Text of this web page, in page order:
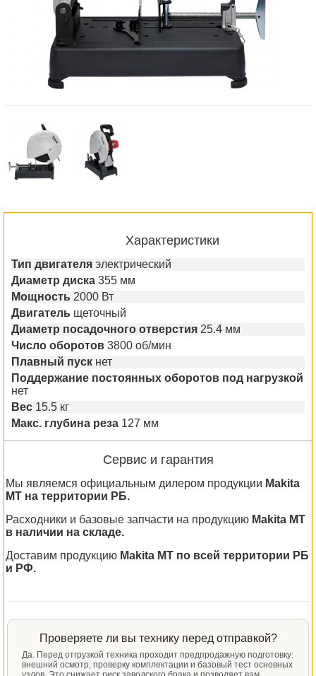
Характеристики
Тип двигателя электрический
Диаметр диска 355 мм
Мощность 2000 Вт
Двигатель щеточный
Диаметр посадочного отверстия 25.4 мм
Число оборотов 3800 об/мин
Плавный пуск нет
Поддержание постоянных оборотов под нагрузкой
нет
Вес 15.5 кг
Макс. глубина реза 127 мм
Сервис и гарантия
Мы являемся официальным дилером продукции Makita
MT на территории РБ.
Расходники и базовые запчасти на продукцию Makita MT
в наличии на складе.
Доставим продукцию Makita MT по всей территории РБ
и РФ.
Проверяете ли вы технику перед отправкой?
Да. Перед отгрузкой техника проходит предпродажную подготовку:
внешний осмотр, проверку комплектации и базовый тест основных